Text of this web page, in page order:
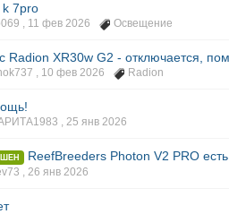
k 7pro
, 11 фев 2026 Освещение
Radion XR30w G2 - отключается,
, 10 фев 2026 Radion
, 25 янв 2026
ReefBreeders Photon V2 PRO
, 26 янв 2026